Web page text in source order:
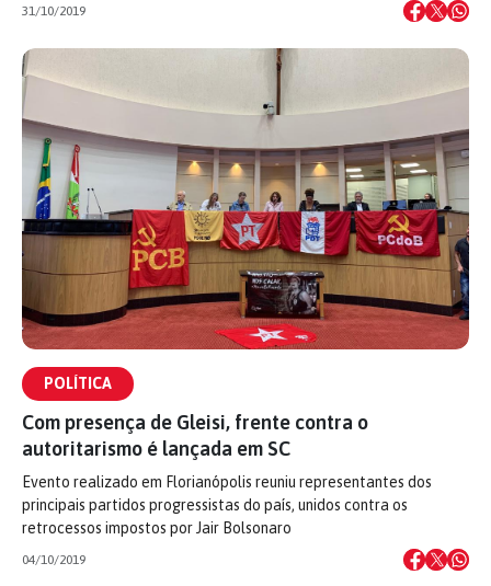
31/10/2019
POLÍTICA
Com presença de Gleisi, frente contra o
autoritarismo é lançada em SC
Evento realizado em Florianópolis reuniu representantes dos
principais partidos progressistas do país, unidos contra os
retrocessos impostos por Jair Bolsonaro
04/10/2019